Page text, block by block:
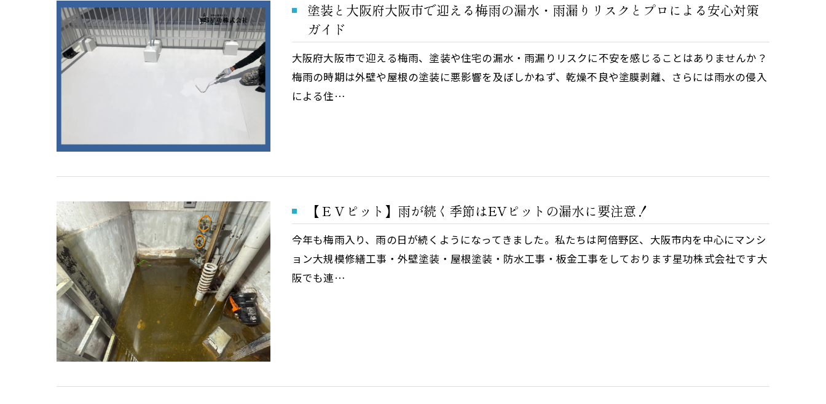
塗装と大阪府大阪市で迎える梅雨の漏水・雨漏りリスクとプロによる安心対策
ガイド
大阪府大阪市で迎える梅雨、塗装や住宅の漏水・雨漏りリスクに不安を感じることはありませんか？
梅雨の時期は外壁や屋根の塗装に悪影響を及ぼしかねず、乾燥不良や塗膜剥離、さらには雨水の侵入
による住…
【ＥＶピット】雨が続く季節はEVピットの漏水に要注意！
今年も梅雨入り、雨の日が続くようになってきました。私たちは阿倍野区、大阪市内を中心にマンシ
ョン大規模修繕工事・外壁塗装・屋根塗装・防水工事・板金工事をしております星功株式会社です大
阪でも連…